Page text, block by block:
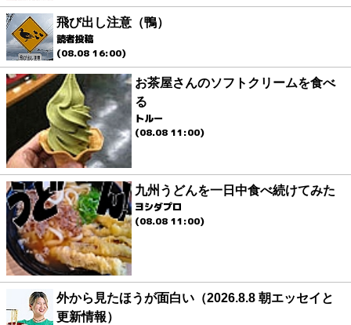
飛び出し注意（鴨）
読者投稿
(08.08 16:00)
お茶屋さんのソフトクリームを食べ
る
トルー
(08.08 11:00)
九州うどんを一日中食べ続けてみた
ヨシダプロ
(08.08 11:00)
外から見たほうが面白い（2026.8.8 朝エッセイと
更新情報）